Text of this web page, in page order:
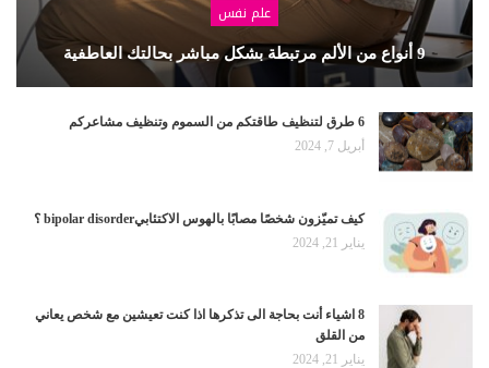
علم نفس
9 أنواع من الألم مرتبطة بشكل مباشر بحالتك العاطفية
6 طرق لتنظيف طاقتكم من السموم وتنظيف مشاعركم
أبريل 7, 2024
كيف تميّزون شخصًا مصابًا بالهوس الاكتئابيbipolar disorder ؟
يناير 21, 2024
8 اشياء أنت بحاجة الى تذكرها اذا كنت تعيشين مع شخص يعاني
من القلق
يناير 21, 2024